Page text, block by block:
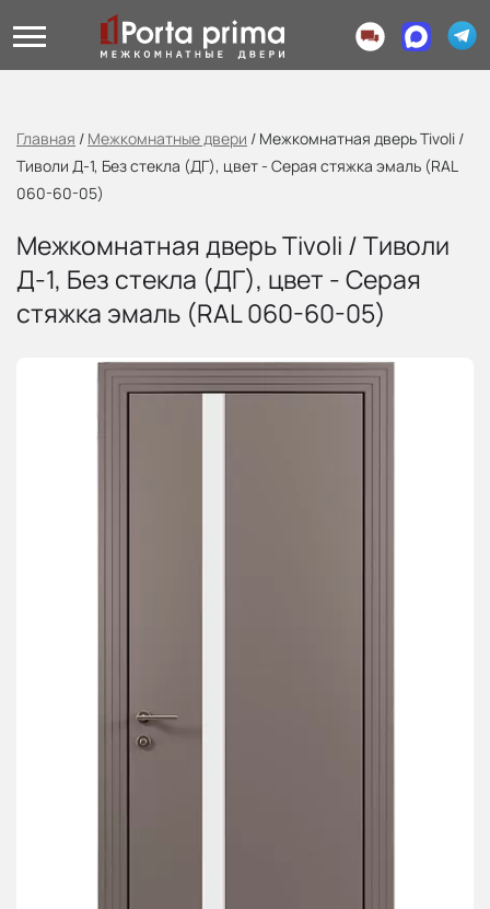
Главная / Межкомнатные двери / Межкомнатная дверь Tivoli /
Тиволи Д-1, Без стекла (ДГ), цвет - Серая стяжка эмаль (RAL
060-60-05)
Межкомнатная дверь Tivoli / Тиволи
Д-1, Без стекла (ДГ), цвет - Серая
стяжка эмаль (RAL 060-60-05)